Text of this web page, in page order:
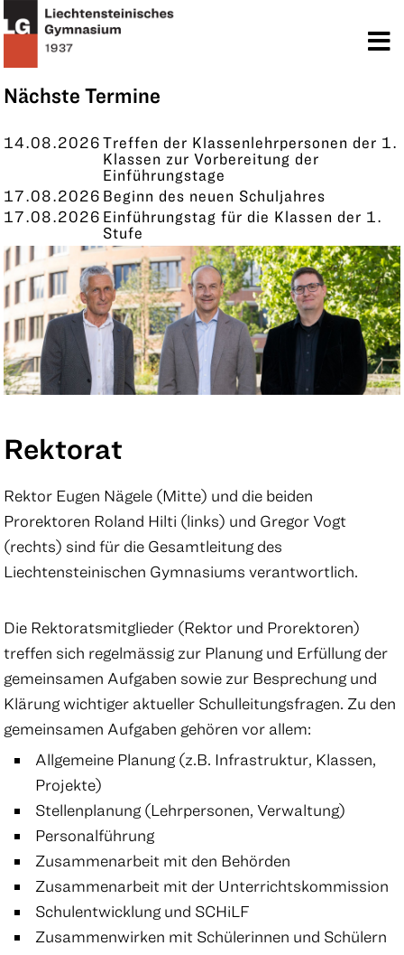
Nächste Termine
14.08.2026Treffen der Klassenlehrpersonen der 1.
Klassen zur Vorbereitung der
Einführungstage
17.08.2026 Beginn des neuen Schuljahres
17.08.2026 Einführungstag für die Klassen der 1.
Stufe
KONTAKT
Rektorat
Rektor Eugen Nägele (Mitte) und die beiden
Prorektoren Roland Hilti (links) und Gregor Vogt
(rechts) sind für die Gesamtleitung des
Liechtensteinischen Gymnasiums verantwortlich.
Die Rektoratsmitglieder (Rektor und Prorektoren)
treffen sich regelmässig zur Planung und Erfüllung der
gemeinsamen Aufgaben sowie zur Besprechung und
Klärung wichtiger aktueller Schulleitungsfragen. Zu den
gemeinsamen Aufgaben gehören vor allem:
Allgemeine Planung (z.B. Infrastruktur, Klassen,
Projekte)
Stellenplanung (Lehrpersonen, Verwaltung)
Personalführung
Zusammenarbeit mit den Behörden
Zusammenarbeit mit der Unterrichtskommission
Schulentwicklung und SCHiLF
Zusammenwirken mit Schülerinnen und Schülern